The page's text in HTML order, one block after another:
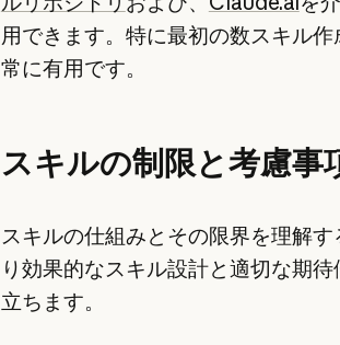
用できます。特に最初の数スキル
常に有用です。
スキルの制限と考慮事
スキルの仕組みとその限界を理解
り効果的なスキル設計と適切な期
立ちます。